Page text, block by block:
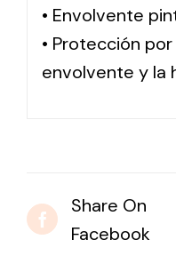
• Envolvente
• Protección
envolvente y la
Share On
Facebook